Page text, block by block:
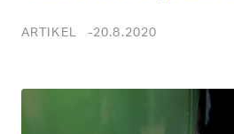
ARTIKEL 20.8.2020